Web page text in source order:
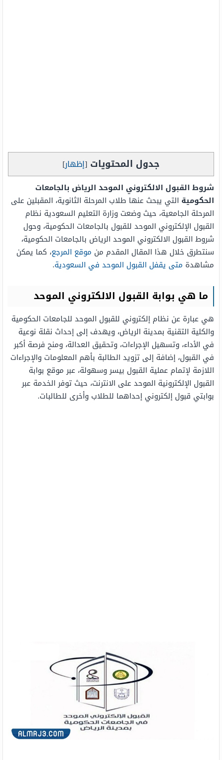
جدول المحتويات [إظهار]
شروط القبول الالكتروني الموحد الرياض بالجامعات
الحكومية التي يبحث عنها طلاب المرحلة الثانوية، المقبلين على
المرحلة الجامعية، حيث وضعت وزارة التعليم السعودية نظام
القبول الإلكتروني الموحد للقبول بالجامعات الحكومية، وحول
شروط القبول الالكتروني الموحد الرياض بالجامعات الحكومية،
سنتطرق خلال هذا المقال المقدم من موقع المرجع، كما يمكن
مشاهدة متى يقفل القبول الموحد في السعودية.
ما هي بوابة القبول الالكتروني الموحد
هي عبارة عن نظام إلكتروني للقبول الموحد للجامعات الحكومية
والكلية التقنية بمدينة الرياض، ويهدف إلى إحداث نقلة نوعية
في الأداء، وتسهيل الإجراءات، وتحقيق العدالة، ومنح فرصة أكبر
في القبول، إضافة إلى تزويد الطالبة بأهم المعلومات والإجراءات
اللازمة لإتمام عملية القبول بيسر وسهولة، عبر موقع بوابة
القبول الإلكترونية الموحد على الانترنت، حيث توفر الخدمة عبر
بوابتي قبول إلكتروني إحداهما للطلاب وأخرى للطالبات.